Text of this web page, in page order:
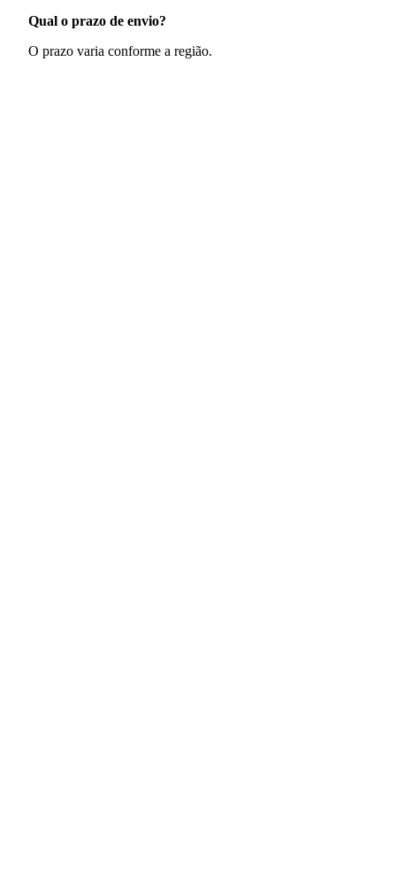
Qual o prazo de envio?
O prazo varia conforme a região.